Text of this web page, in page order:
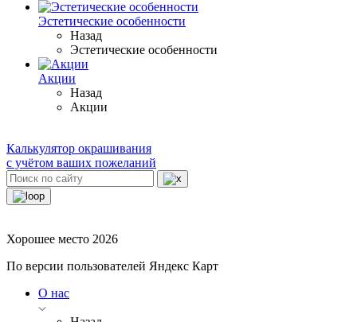
Эстетические особенности
Назад
Эстетические особенности
Акции
Назад
Акции
Калькулятор окрашивания
с учётом ваших пожеланий
Хорошее место 2026
По версии пользователей Яндекс Карт
О нас